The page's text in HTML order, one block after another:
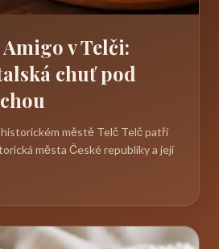
v Telči:
chuť pod
městě Telč Telč patří
města České republiky a její